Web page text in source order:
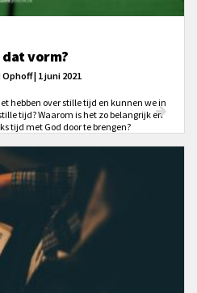
vorm?
| 1 juni 2021
hebben over stille tijd en kunnen we in
tijd? Waarom is het zo belangrijk en
tijd met God door te brengen?